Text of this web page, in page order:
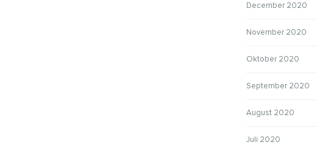
December 2020
November 2020
Oktober 2020
September 2020
August 2020
Juli 2020